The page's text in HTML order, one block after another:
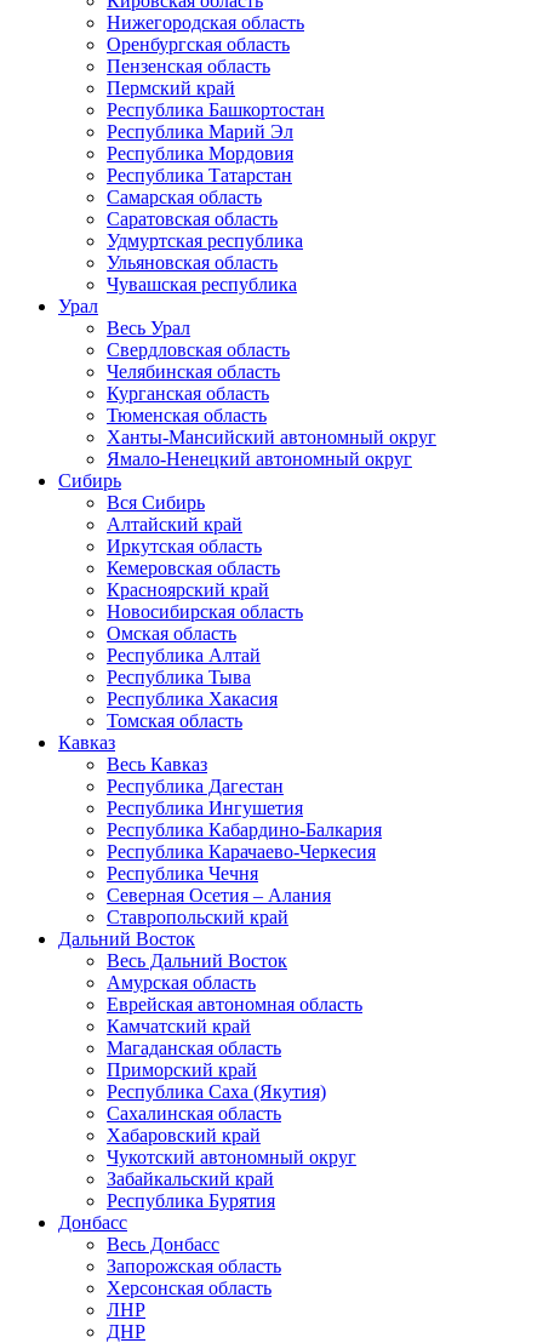
Нижегородская область
Оренбургская область
Пензенская область
Пермский край
Республика Башкортостан
Республика Марий Эл
Республика Мордовия
Республика Татарстан
Самарская область
Саратовская область
Удмуртская республика
Ульяновская область
Чувашская республика
Урал
Весь Урал
Свердловская область
Челябинская область
Курганская область
Тюменская область
Ханты-Мансийский автономный округ
Ямало-Ненецкий автономный округ
Сибирь
Вся Сибирь
Алтайский край
Иркутская область
Кемеровская область
Красноярский край
Новосибирская область
Омская область
Республика Алтай
Республика Тыва
Республика Хакасия
Томская область
Кавказ
Весь Кавказ
Республика Дагестан
Республика Ингушетия
Республика Кабардино-Балкария
Республика Карачаево-Черкесия
Республика Чечня
Северная Осетия – Алания
Ставропольский край
Дальний Восток
Весь Дальний Восток
Амурская область
Еврейская автономная область
Камчатский край
Магаданская область
Приморский край
Республика Саха (Якутия)
Сахалинская область
Хабаровский край
Чукотский автономный округ
Забайкальский край
Республика Бурятия
Донбасс
Весь Донбасс
Запорожская область
Херсонская область
ЛНР
ДНР